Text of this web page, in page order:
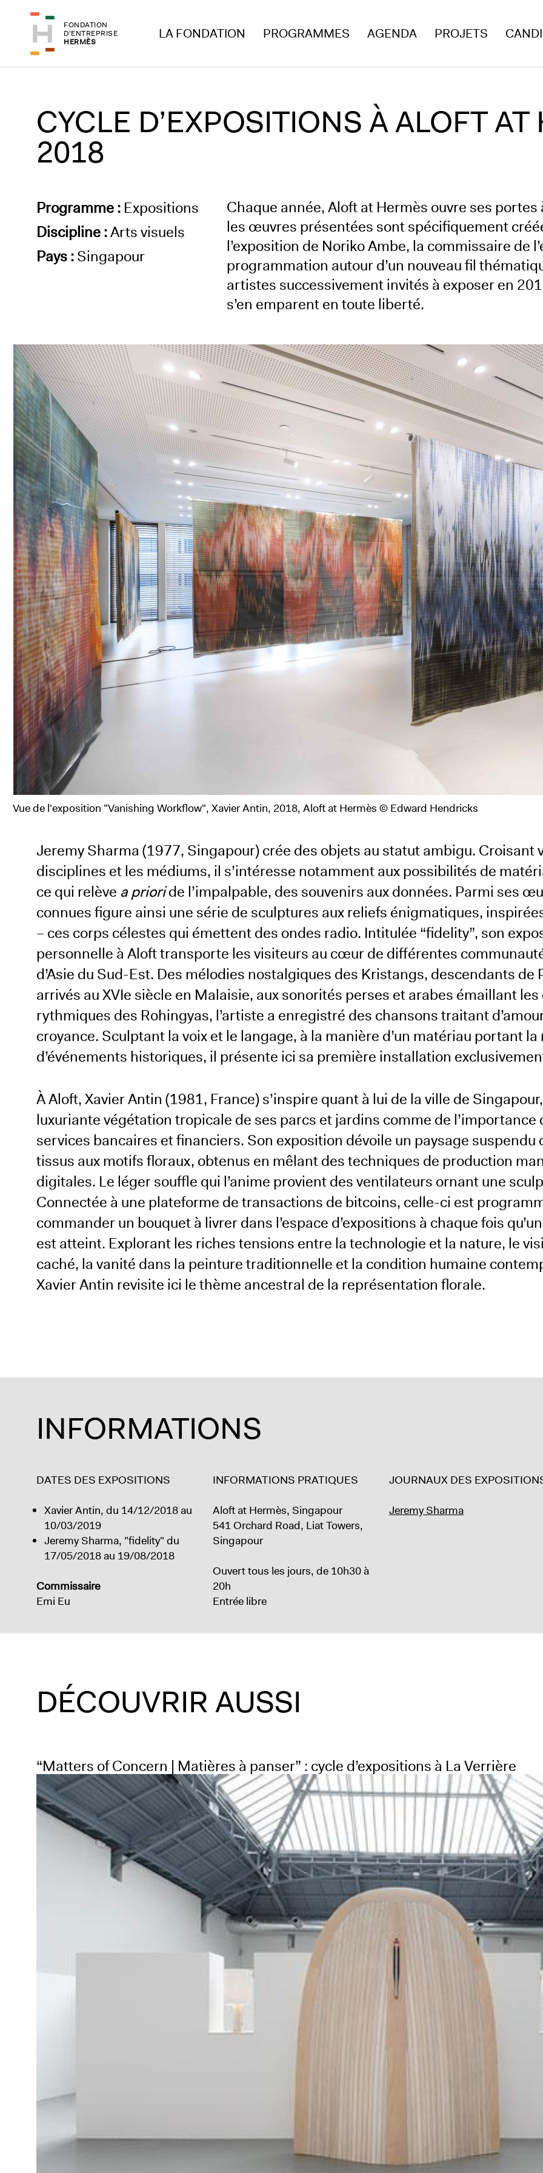
Aller au contenu principal
Aller au pied de pageFONDATION
D'ENTREPRISE
HERMÈS
LA FONDATION PROGRAMMES AGENDA PROJETS
CYCLE D’EXPOSITIONS À ALOFT
2018
Programme : Expositions
Discipline :Arts visuels
Pays :Singapour
Chaque année, Aloft at Hermès ouvre ses
les œuvres présentées sont spécifiquement
l’exposition de Noriko Ambe, la commissaire de
programmation autour d’un nouveau fil
artistes successivement invités à exposer en
s’en emparent en toute liberté.
Vue de l'exposition "Vanishing Workflow", Xavier Antin, 2018, Aloft at Hermès © Edward Hendricks
Jeremy Sharma (1977, Singapour) crée des objets au statut ambigu. Croisant
disciplines et les médiums, il s’intéresse notamment aux possibilités de
ce qui relève a prioride l’impalpable, des souvenirs aux données. Parmi ses
connues figure ainsi une série de sculptures aux reliefs énigmatiques,
– ces corps célestes qui émettent des ondes radio. Intitulée “fidelity”, son
personnelle à Aloft transporte les visiteurs au cœur de différentes
d’Asie du Sud-Est. Des mélodies nostalgiques des Kristangs, descendants de
arrivés au XVIe siècle en Malaisie, aux sonorités perses et arabes émaillant
rythmiques des Rohingyas, l’artiste a enregistré des chansons traitant
croyance. Sculptant la voix et le langage, à la manière d’un matériau portant
d’événements historiques, il présente ici sa première installation
À Aloft, Xavier Antin (1981, France) s’inspire quant à lui de la ville de
luxuriante végétation tropicale de ses parcs et jardins comme de l’importance
services bancaires et financiers. Son exposition dévoile un paysage suspendu
tissus aux motifs floraux, obtenus en mêlant des techniques de production
digitales. Le léger souffle qui l’anime provient des ventilateurs ornant une
Connectée à une plateforme de transactions de bitcoins, celle-ci est
commander un bouquet à livrer dans l’espace d’expositions à chaque fois
est atteint. Explorant les riches tensions entre la technologie et la nature, le
caché, la vanité dans la peinture traditionnelle et la condition humaine
Xavier Antin revisite ici le thème ancestral de la représentation florale.
INFORMATIONS
DATES DES EXPOSITIONS
Xavier Antin, du 14/12/2018 au
10/03/2019
Jeremy Sharma, "fidelity" du
17/05/2018 au 19/08/2018
Commissaire
Emi Eu
INFORMATIONS PRATIQUES
Aloft at Hermès, Singapour
541 Orchard Road, Liat Towers,
Singapour
Ouvert tous les jours, de 10h30 à
20h
Entrée libre
JOURNAUX DES
Jeremy Sharma
DÉCOUVRIR AUSSI
“Matters of Concern | Matières à panser” : cycle d’expositions à La Verrière